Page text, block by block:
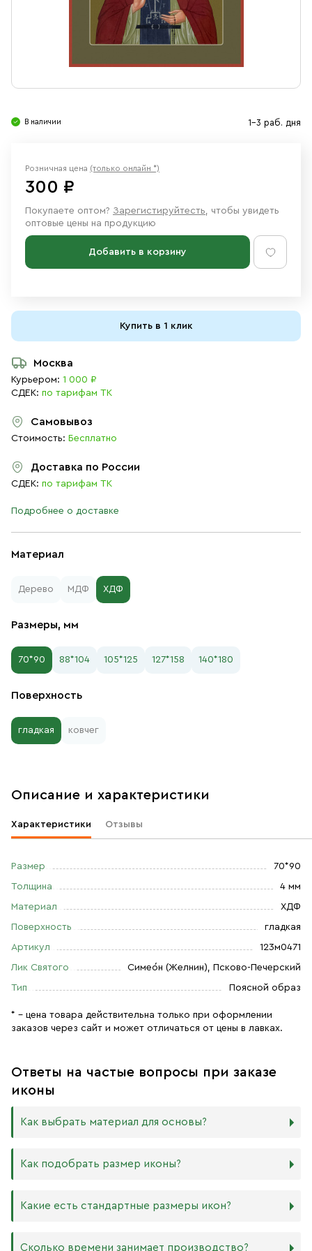
Ювелирные изделия
В наличии 1-3 раб. дня
Материал
Дерево МДФ ХДФ
Размеры, мм
70*90 88*104 105*125 127*158 140*180
Поверхность
гладкая ковчег
Розничная цена (только онлайн *)
300 ₽
Покупаете оптом? Зарегистируйтесть, чтобы увидеть
оптовые цены на продукцию
Добавить в корзину
Купить в 1 клик
Москва
Курьером: 1 000 ₽
СДЕК: по тарифам ТК
Самовывоз
Стоимость: Бесплатно
Доставка по России
СДЕК: по тарифам ТК
Подробнее о доставке
Описание и характеристики
Характеристики Отзывы
Размер 70*90
Толщина 4 мм
Материал ХДФ
Поверхность гладкая
Артикул 123м0471
Лик Святого Симео́н (Желнин), Псково-Печерский
Тип Поясной образ
* – цена товара действительна только при оформлении
заказов через сайт и может отличаться от цены в лавках.
Ответы на частые вопросы при заказе
иконы
Как выбрать материал для основы?
Мы изготавливаем иконы на трёх разных видах досок:
МДФ. Ламинированная древесно-стружечная плита —
Как подобрать размер иконы?
Никаких строгих правил по тому, какого размера
иконостас, можно ориентироваться на него.
Какие есть стандартные размеры икон?
Сколько времени занимает производство?